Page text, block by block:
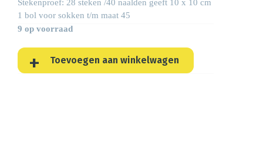
Stekenproef: 28 steken /40 naalden geeft 10 x 10 cm
1 bol voor sokken t/m maat 45
9 op voorraad
Toevoegen aan winkelwagen